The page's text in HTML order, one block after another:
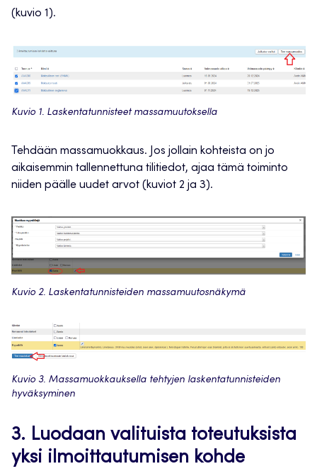
(kuvio 1).
Kuvio 1. Laskentatunnisteet massamuutoksella
Tehdään massamuokkaus. Jos jollain kohteista on jo
aikaisemmin tallennettuna tilitiedot, ajaa tämä toiminto
niiden päälle uudet arvot (kuviot 2 ja 3).
Kuvio 2. Laskentatunnisteiden massamuutosnäkymä
Kuvio 3. Massamuokkauksella tehtyjen laskentatunnisteiden
hyväksyminen
3. Luodaan valituista toteutuksista
yksi ilmoittautumisen kohde